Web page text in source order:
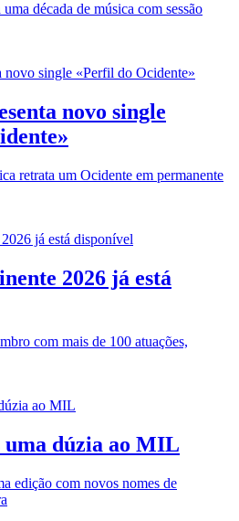
década de música com sessão
novo single
retrata um Ocidente em permanente
2026 já está
com mais de 100 atuações,
uma dúzia ao MIL
edição com novos nomes de